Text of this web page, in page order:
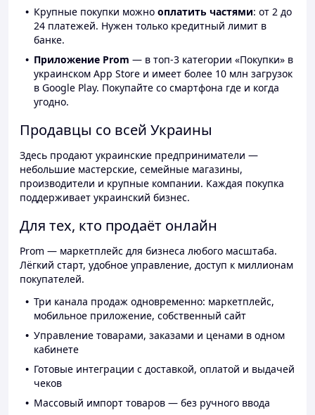
Крупные покупки можно оплатить частями: от 2 до
24 платежей. Нужен только кредитный лимит в
банке.
Приложение Prom — в топ-3 категории «Покупки» в
украинском App Store и имеет более 10 млн загрузок
в Google Play. Покупайте со смартфона где и когда
угодно.
Продавцы со всей Украины
Здесь продают украинские предприниматели —
небольшие мастерские, семейные магазины,
производители и крупные компании. Каждая покупка
поддерживает украинский бизнес.
Для тех, кто продаёт онлайн
Prom — маркетплейс для бизнеса любого масштаба.
Лёгкий старт, удобное управление, доступ к миллионам
покупателей.
Три канала продаж одновременно: маркетплейс,
мобильное приложение, собственный сайт
Управление товарами, заказами и ценами в одном
кабинете
Готовые интеграции с доставкой, оплатой и выдачей
чеков
Массовый импорт товаров — без ручного ввода